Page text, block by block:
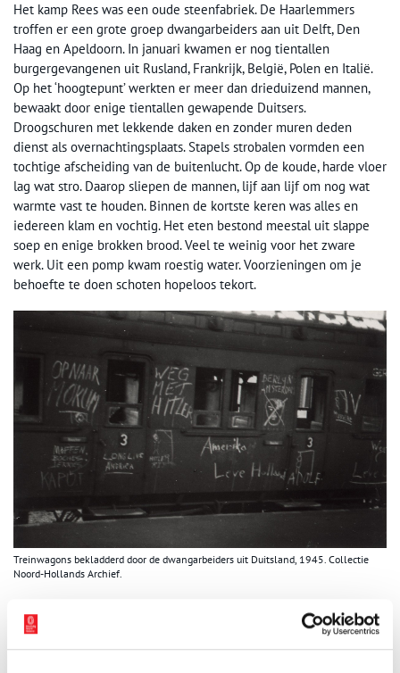
Het kamp Rees was een oude steenfabriek. De Haarlemmers
troffen er een grote groep dwangarbeiders aan uit Delft, Den
Haag en Apeldoorn. In januari kwamen er nog tientallen
burgergevangenen uit Rusland, Frankrijk, België, Polen en Italië.
Op het ‘hoogtepunt’ werkten er meer dan drieduizend mannen,
bewaakt door enige tientallen gewapende Duitsers.
Droogschuren met lekkende daken en zonder muren deden
dienst als overnachtingsplaats. Stapels strobalen vormden een
tochtige afscheiding van de buitenlucht. Op de koude, harde vloer
lag wat stro. Daarop sliepen de mannen, lijf aan lijf om nog wat
warmte vast te houden. Binnen de kortste keren was alles en
iedereen klam en vochtig. Het eten bestond meestal uit slappe
soep en enige brokken brood. Veel te weinig voor het zware
werk. Uit een pomp kwam roestig water. Voorzieningen om je
behoefte te doen schoten hopeloos tekort.
Treinwagons bekladderd door de dwangarbeiders uit Duitsland, 1945. Collectie
Noord-Hollands Archief.
In de koude, harde wintergrond moesten de dwangarbeiders in